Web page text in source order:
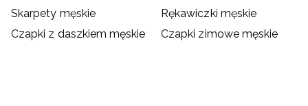
Skarpety męskie
Rękawiczki męskie
Czapki z daszkiem męskie
Czapki zimowe męskie